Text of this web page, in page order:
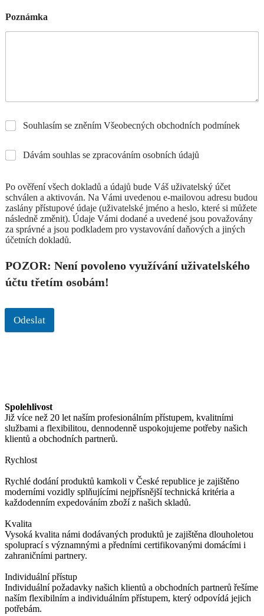
Poznámka
Souhlasím se zněním Všeobecných obchodních podmínek
Dávám souhlas se zpracováním osobních údajů
Po ověření všech dokladů a údajů bude Váš uživatelský účet
schválen a aktivován. Na Vámi uvedenou e-mailovou adresu budou
zaslány přístupové údaje (uživatelské jméno a heslo, které si můžete
následně změnit). Údaje Vámi dodané a uvedené jsou považovány
za správné a jsou podkladem pro vystavování daňových a jiných
účetních dokladů.
POZOR: Není povoleno využívání uživatelského
účtu třetím osobám!
Odeslat
Spolehlivost
Již více než 20 let naším profesionálním přístupem, kvalitními
službami a flexibilitou, dennodenně uspokojujeme potřeby našich
klientů a obchodních partnerů.
Rychlost
Rychlé dodání produktů kamkoli v České republice je zajištěno
moderními vozidly splňujícími nejpřísnější technická kritéria a
každodenním expedováním zboží z našich skladů.
Kvalita
Vysoká kvalita námi dodávaných produktů je zajištěna dlouholetou
spoluprací s významnými a předními certifikovanými domácími i
zahraničními partnery.
Individuální přístup
Individuální požadavky našich klientů a obchodních partnerů řešíme
naším flexibilním a individuálním přístupem, který odpovídá jejich
potřebám.